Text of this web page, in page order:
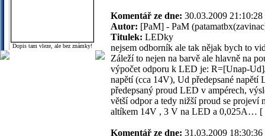
Dopis tam vleze, ale bez známky!
Komentář ze dne: 30.03.2009
Autor: [PaM] - PaM
Titulek: LEDky
nejsem odborník ale tak nějak bych to
Záleží to nejen na barvě ale hlavně na
výpočet odporu k LED je: R=[Unap-
napětí (cca 14V), Ud předepsané
předepsaný proud LED v ampérech,
větší odpor a tedy nižší proud se
altíkem 14V , 3 V na LED a 0,025A… [
Komentář ze dne: 31.03.2009